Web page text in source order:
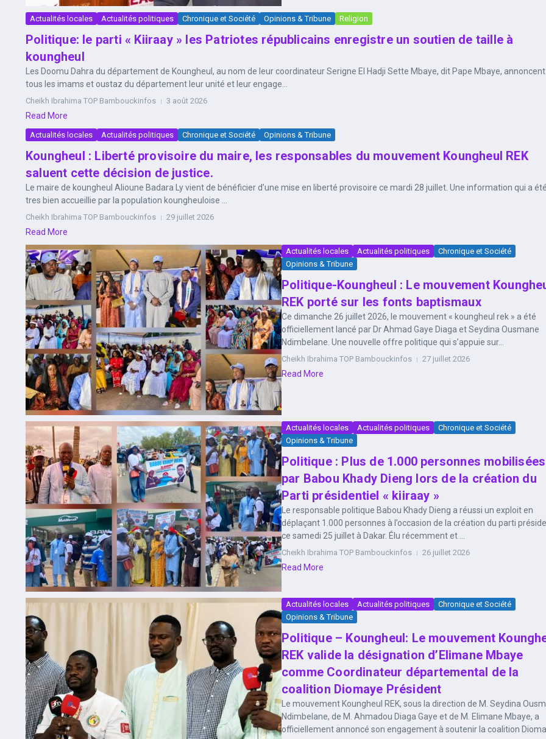
Actualités locales Actualités politiques Chronique et Société Opinions & Tribune Religion
Politique: le parti « Kiiraay » les Patriotes républicains enregistre un soutien de taille à
koungheul
Les Doomu Dahra du département de Koungheul, au nom de leur coordinateur Serigne El Hadji Sette Mbaye, dit Pape Mbaye,
tous les imams et oustaz du département leur unité et leur engage...
Cheikh Ibrahima TOP Bambouckinfos 3 août 2026
Read More
Actualités locales Actualités politiques Chronique et Société Opinions & Tribune
Koungheul : Liberté provisoire du maire, les responsables du mouvement Koungheul REK
saluent cette décision de justice.
Le maire de koungheul Alioune Badara Ly vient de bénéficier d’une mise en liberté provisoire ce mardi 28 juillet. Une information qui a
tres bien accueillie par la population koungheuloise ...
Cheikh Ibrahima TOP Bambouckinfos 29 juillet 2026
Read More
Actualités locales Actualités politiques
Chronique et Société
Opinions & Tribune
Politique-Koungheul : Le mouvement
REK porté sur les fonts baptismaux
Ce dimanche 26 juillet 2026, le mouvement « koungheul rek » a été
officiellement lancé par Dr Ahmad Gaye Diaga et Seydina Ousmane
Ndimbelane. Une nouvelle offre politique qui s’appuie sur...
Cheikh Ibrahima TOP Bambouckinfos 27 juillet 2026
Read More
Actualités locales Actualités politiques
Chronique et Société
Opinions & Tribune
Politique : Plus de 1.000 personnes mobilisées
par Babou Khady Dieng lors de la création du
Parti présidentiel « kiiraay »
Le responsable politique Babou Khady Dieng a réussi un exploit en
déplaçant 1.000 personnes à l’occasion de la création du parti
ce samedi 25 juillet à Dakar. Élu récemment et ...
Cheikh Ibrahima TOP Bambouckinfos 26 juillet 2026
Read More
Actualités locales Actualités politiques
Chronique et Société
Opinions & Tribune
Politique – Koungheul: Le mouvement
REK valide la désignation d’Elimane Mbaye
comme Coordinateur départemental de la
coalition Diomaye Président
Le mouvement Koungheul REK, sous la direction de M. Seydina
Ndimbelane, de M. Ahmadou Diaga Gaye et de M. Elimane Mbaye, a
officiellement annoncé son engagement à soutenir la coalition